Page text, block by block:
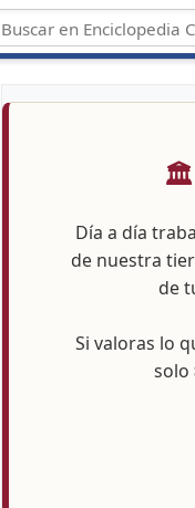
🏛️
Día a día
de nuestra
de
Si valoras lo
solo